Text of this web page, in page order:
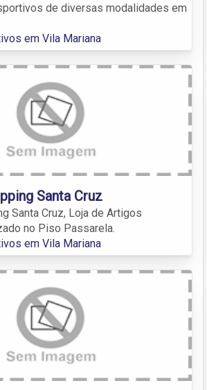
de diversas modalidades em
em Vila Mariana
Santa Cruz
Santa Cruz, Loja de Artigos
no Piso Passarela.
em Vila Mariana